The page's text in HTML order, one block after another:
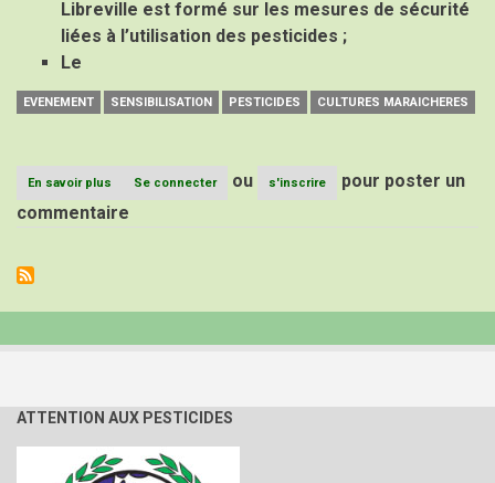
Libreville est formé sur les mesures de sécurité
liées à l’utilisation des pesticides ;
Le
EVENEMENT SENSIBILISATION PESTICIDES CULTURES MARAICHERES
En savoir plus
Sensibilisation
des
des
Se connecter ou s'inscrire
pour poster un
commentaire
ATTENTION AUX PESTICIDES